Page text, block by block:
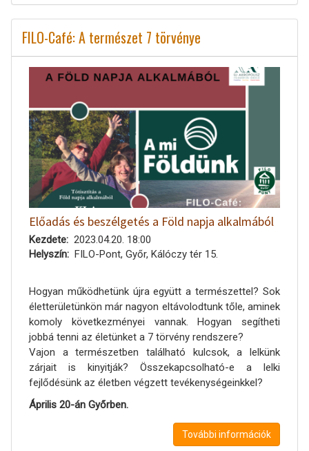
FILO-Café: A természet 7 törvénye
Előadás és beszélgetés a Föld napja alkalmából
Kezdete
2023.04.20. 18:00
Helyszín
FILO-Pont, Győr, Kálóczy tér 15.
Hogyan működhetünk újra együtt a természettel? Sok
életterületünkön már nagyon eltávolodtunk tőle, aminek
komoly következményei vannak. Hogyan segítheti
jobbá tenni az életünket a 7 törvény rendszere?
Vajon a természetben található kulcsok, a lelkünk
zárjait is kinyitják? Összekapcsolható-e a lelki
fejlődésünk az életben végzett tevékenységeinkkel?
Április 20-án Győrben.
További információk